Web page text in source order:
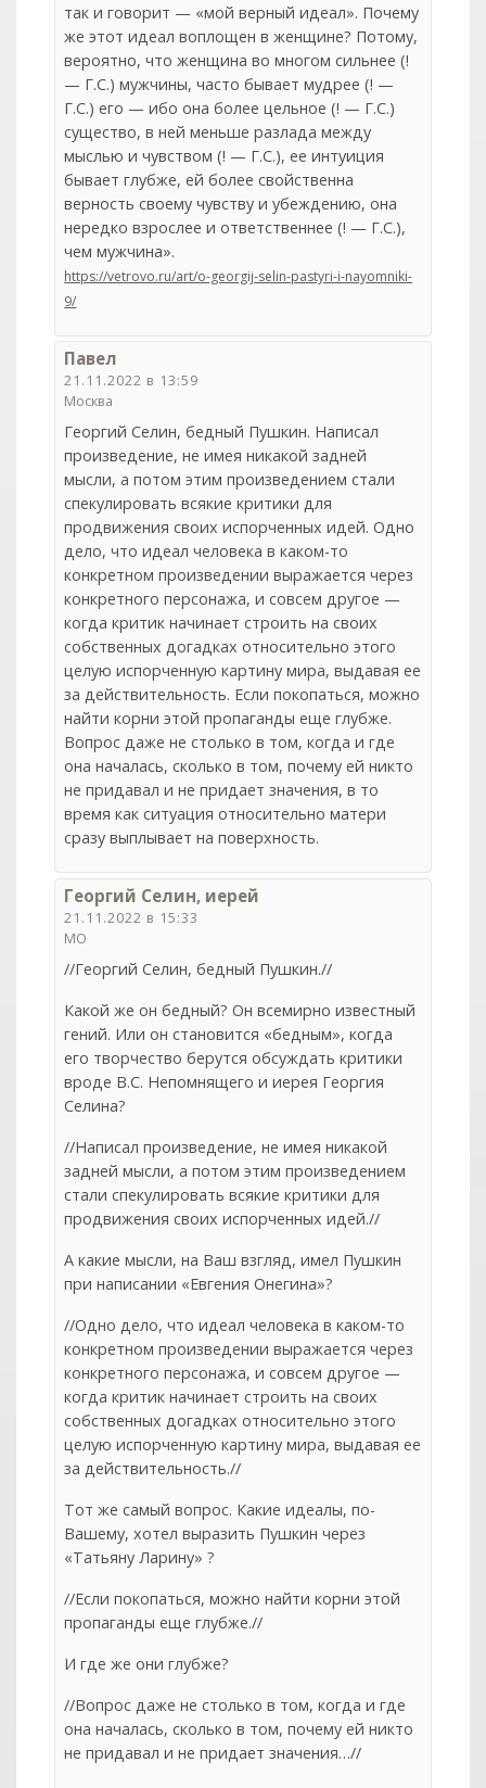
так и говорит — «мой верный идеал». Почему
же этот идеал воплощен в женщине? Потому,
вероятно, что женщина во многом сильнее (!
— Г.С.) мужчины, часто бывает мудрее (! —
Г.С.) его — ибо она более цельное (! — Г.С.)
существо, в ней меньше разлада между
мыслью и чувством (! — Г.С.), ее интуиция
бывает глубже, ей более свойственна
верность своему чувству и убеждению, она
нередко взрослее и ответственнее (! — Г.С.),
чем мужчина».
https://vetrovo.ru/art/o-georgij-selin-pastyri-i-nayomniki-
9/
Павел
21.11.2022 в 13:59
Москва
Георгий Селин, бедный Пушкин. Написал
произведение, не имея никакой задней
мысли, а потом этим произведением стали
спекулировать всякие критики для
продвижения своих испорченных идей. Одно
дело, что идеал человека в каком-то
конкретном произведении выражается через
конкретного персонажа, и совсем другое —
когда критик начинает строить на своих
собственных догадках относительно этого
целую испорченную картину мира, выдавая ее
за действительность. Если покопаться, можно
найти корни этой пропаганды еще глубже.
Вопрос даже не столько в том, когда и где
она началась, сколько в том, почему ей никто
не придавал и не придает значения, в то
время как ситуация относительно матери
сразу выплывает на поверхность.
Георгий Селин, иерей
21.11.2022 в 15:33
МО
//Георгий Селин, бедный Пушкин.//
Какой же он бедный? Он всемирно известный
гений. Или он становится «бедным», когда
его творчество берутся обсуждать критики
вроде В.С. Непомнящего и иерея Георгия
Селина?
//Написал произведение, не имея никакой
задней мысли, а потом этим произведением
стали спекулировать всякие критики для
продвижения своих испорченных идей.//
А какие мысли, на Ваш взгляд, имел Пушкин
при написании «Евгения Онегина»?
//Одно дело, что идеал человека в каком-то
конкретном произведении выражается через
конкретного персонажа, и совсем другое —
когда критик начинает строить на своих
собственных догадках относительно этого
целую испорченную картину мира, выдавая ее
за действительность.//
Тот же самый вопрос. Какие идеалы, по-
Вашему, хотел выразить Пушкин через
«Татьяну Ларину» ?
//Если покопаться, можно найти корни этой
пропаганды еще глубже.//
И где же они глубже?
//Вопрос даже не столько в том, когда и где
она началась, сколько в том, почему ей никто
не придавал и не придает значения…//